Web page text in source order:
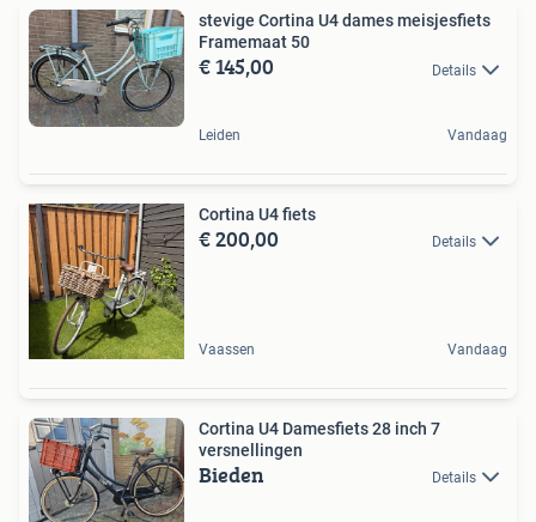
stevige Cortina U4 dames meisjesfiets
Framemaat 50
€ 145,00 Details
Leiden Vandaag
Cortina U4 fiets
€ 200,00 Details
Vaassen Vandaag
Cortina U4 Damesfiets 28 inch 7
versnellingen
Bieden Details